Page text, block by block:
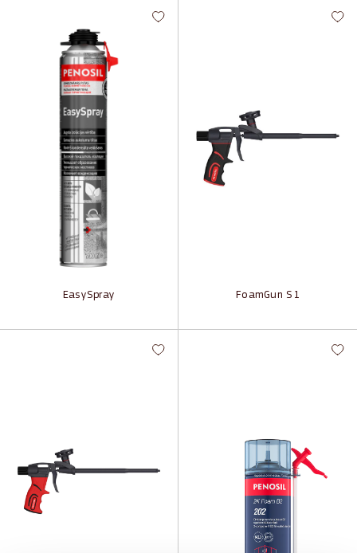
EasySpray FoamGun S1